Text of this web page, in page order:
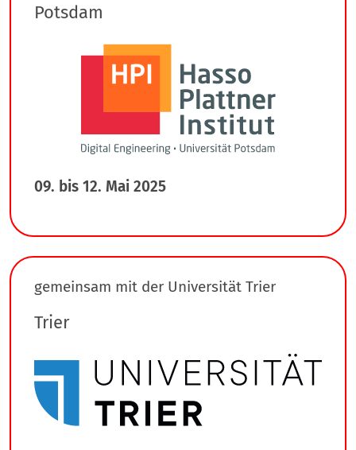
Potsdam
09. bis 12. Mai 2025
gemeinsam mit der Universität Trier
Trier